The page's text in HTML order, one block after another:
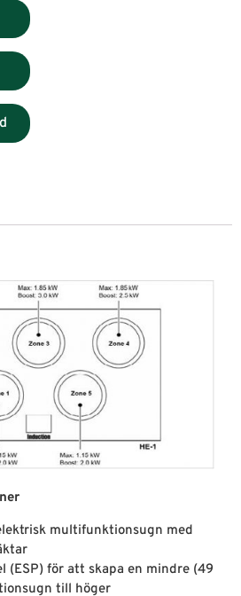
multifunktionsugn med
(ESP) för att skapa en mindre (49
till höger